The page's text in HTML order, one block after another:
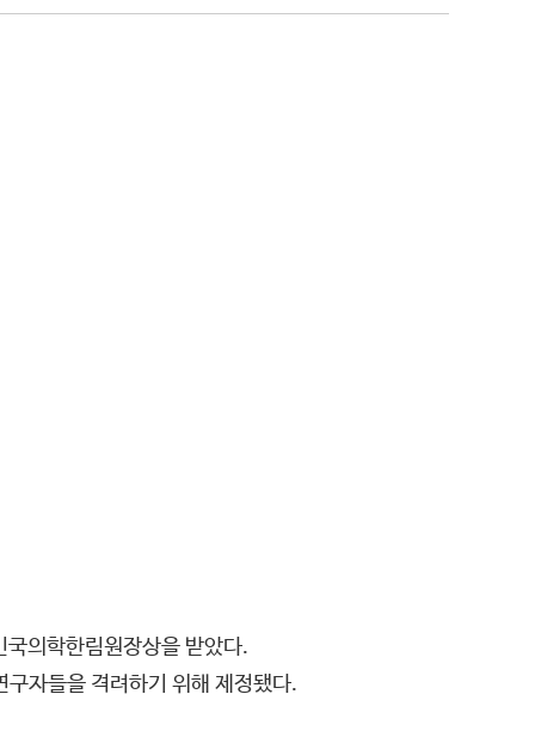
의학한림원장상을 받았다.
자들을 격려하기 위해 제정됐다.